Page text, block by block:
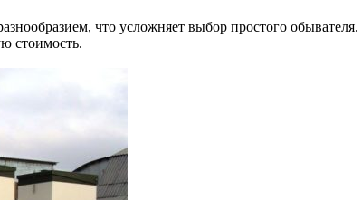
что усложняет выбор простого
стоимость.